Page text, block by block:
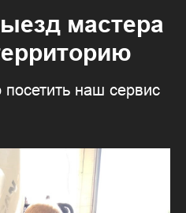
мастера
наш сервис